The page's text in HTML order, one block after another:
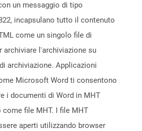
un messaggio di tipo
incapsulano tutto il contenuto
come un singolo file di
archiviare l'archiviazione su
archiviazione. Applicazioni
Microsoft Word ti consentono
i documenti di Word in MHT
come file MHT. I file MHT
aperti utilizzando browser